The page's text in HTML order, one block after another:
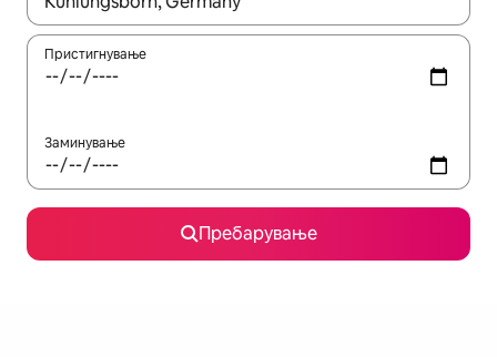
Пристигнување
Заминување
Пребарување